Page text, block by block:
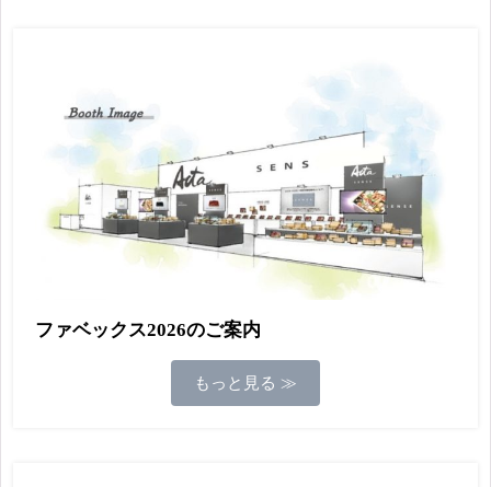
ファベックス2026のご案内
もっと見る ≫